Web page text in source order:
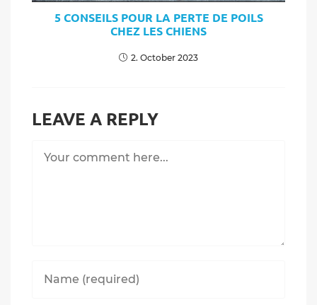
5 CONSEILS POUR LA PERTE DE POILS
CHEZ LES CHIENS
2. October 2023
LEAVE A REPLY
your